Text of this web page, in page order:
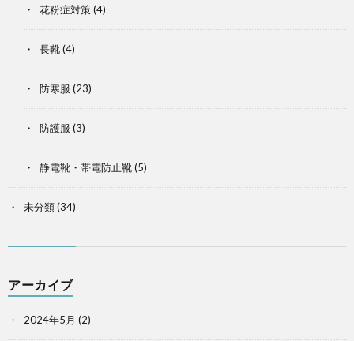
花粉症対策(4)
長靴(4)
防寒服 (23)
防護服 (3)
静電靴・帯電防止靴(5)
未分類(34)
アーカイブ
2024年5月 (2)